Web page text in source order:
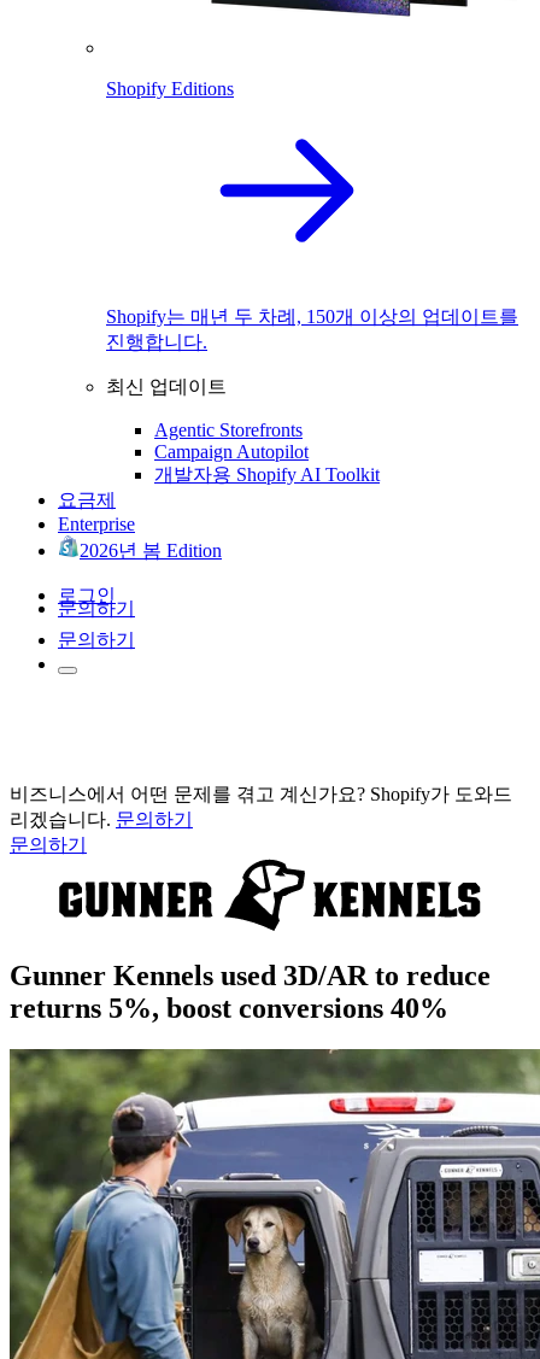
Shopify Editions
Shopify는 매년 두 차례, 150개 이상의 업데이트를
진행합니다.
최신 업데이트
Agentic Storefronts
Campaign Autopilot
개발자용 Shopify AI Toolkit
요금제
Enterprise
2026년 봄 Edition
로그인
문의하기
문의하기
비즈니스에서 어떤 문제를 겪고 계신가요? Shopify가 도와드
리겠습니다. 문의하기
문의하기
Gunner Kennels used 3D/AR to reduce
returns 5%, boost conversions 40%